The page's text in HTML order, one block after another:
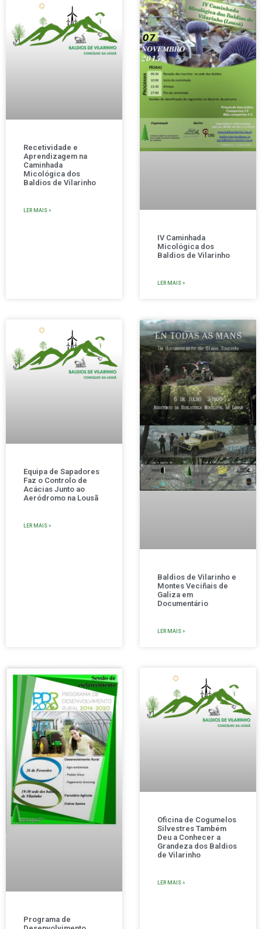
Recetividade e
Aprendizagem na
Caminhada
Micológica dos
Baldios de Vilarinho
LER MAIS »
IV Caminhada
Micológica dos
Baldios de Vilarinho
LER MAIS »
Equipa de Sapadores
Faz o Controlo de
Acácias Junto ao
Aeródromo na Lousã
LER MAIS »
Baldios de Vilarinho e
Montes Veciñais de
Galiza em
Documentário
LER MAIS »
Programa de
Oficina de Cogumelos
Silvestres Também
Deu a Conhecer a
Grandeza dos Baldios
de Vilarinho
LER MAIS »